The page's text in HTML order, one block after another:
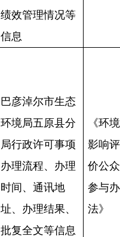
绩效管理情况等
信息
巴彦淖尔市生态
环境局五原县分
局行政许可事项
办理流程、办理
时间、通讯地
址、办理结果、
批复全文等信息
《环境
影响评
价公众
参与办
法》